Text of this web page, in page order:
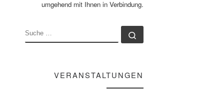
umgehend mit Ihnen in Verbindung.
SUCHE
VERANSTALTUNGEN